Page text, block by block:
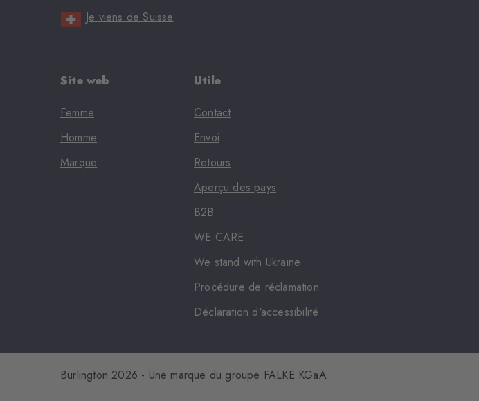
Je viens de Suisse
Site web
Femme
Homme
Marque
Utile
Contact
Envoi
Retours
Aperçu des pays
B2B
WE CARE
We stand with Ukraine
Procédure de réclamation
Déclaration d'accessibilité
Burlington 2026 - Une marque du groupe FALKE KGaA